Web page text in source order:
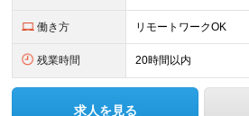
働き方 リモートワークOK
残業時間 20時間以内
求人を見る